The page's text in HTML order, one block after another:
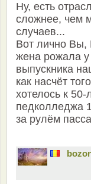
Ну, есть
сложнее, чем
случаев...
Вот лично Вы,
жена рожала у
выпускника
как насчёт
хотелось к
педколледжа
за рулём